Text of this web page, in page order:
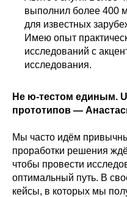
выполнил более 400
для известных
Имею опыт
исследований с
исследования.
Не ю-тестом единым.
прототипов —
Мы часто идём
проработки решения
чтобы провести
оптимальный путь. В
кейсы, в которых мы